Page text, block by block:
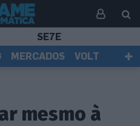
SE7E
MERCADOS
VOLT
mesmo à